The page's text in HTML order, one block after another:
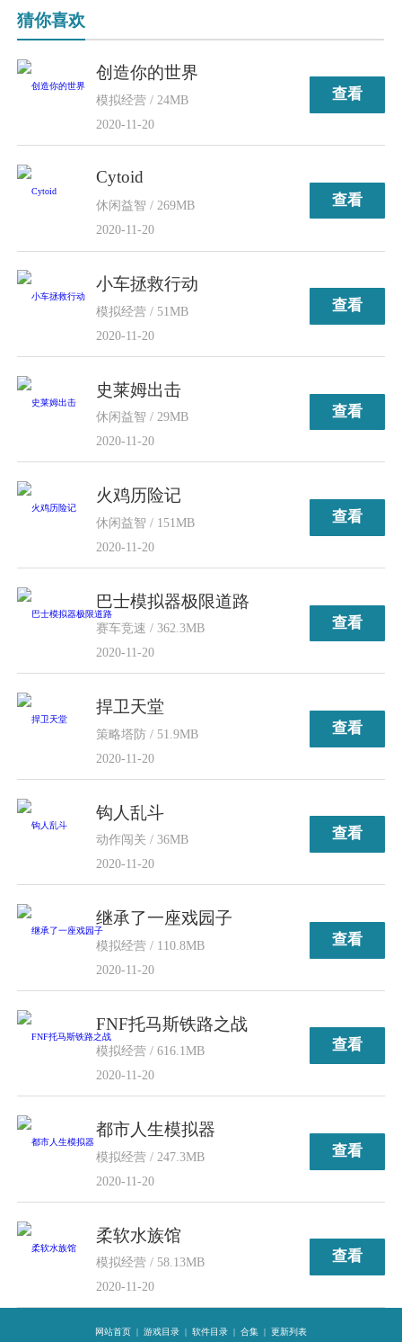
猜你喜欢
创造你的世界
模拟经营 / 24MB
2020-11-20
查看
Cytoid
休闲益智 / 269MB
2020-11-20
查看
小车拯救行动
模拟经营 / 51MB
2020-11-20
查看
史莱姆出击
休闲益智 / 29MB
2020-11-20
查看
火鸡历险记
休闲益智 / 151MB
2020-11-20
查看
巴士模拟器极限道路
赛车竞速 / 362.3MB
2020-11-20
查看
捍卫天堂
策略塔防 / 51.9MB
2020-11-20
查看
钩人乱斗
动作闯关 / 36MB
2020-11-20
查看
继承了一座戏园子
模拟经营 / 110.8MB
2020-11-20
查看
FNF托马斯铁路之战
模拟经营 / 616.1MB
2020-11-20
查看
都市人生模拟器
模拟经营 / 247.3MB
2020-11-20
查看
柔软水族馆
模拟经营 / 58.13MB
2020-11-20
查看
网站首页 | 游戏目录 | 软件目录 | 合集 | 更新列表